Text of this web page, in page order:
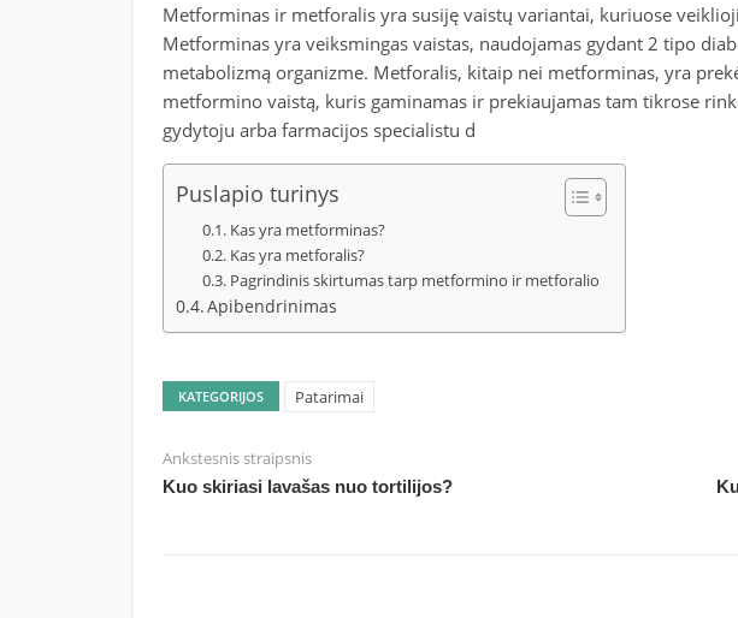
Metforminas ir metforalis yra susiję vaistų variantai, kuriuose
Metforminas yra veiksmingas vaistas, naudojamas gydant 2 tipo
metabolizmą organizme. Metforalis, kitaip nei metforminas, yra
metformino vaistą, kuris gaminamas ir prekiaujamas tam tikrose
gydytoju arba farmacijos specialistu d
Puslapio turinys
Kas yra metforminas?
Kas yra metforalis?
Pagrindinis skirtumas tarp metformino ir metforalio
Apibendrinimas
KATEGORIJOS Patarimai
Ankstesnis straipsnis
Kuo skiriasi lavašas nuo tortilijos?